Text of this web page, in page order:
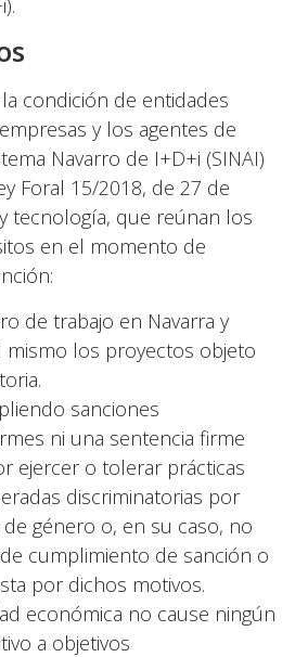
condición de entidades
y los agentes de
Navarro de I+D+i (SINAI)
Foral 15/2018, de 27 de
tecnología, que reúnan los
en el momento de
de trabajo en Navarra y
los proyectos objeto
sanciones
ni una sentencia firme
ejercer o tolerar prácticas
discriminatorias por
género o, en su caso, no
cumplimiento de sanción o
por dichos motivos.
económica no cause ningún
a objetivos